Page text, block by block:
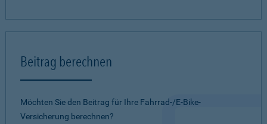
Beitrag berechnen
Möchten Sie den Beitrag für Ihre Fahrrad-/E-Bike-
Versicherung berechnen?